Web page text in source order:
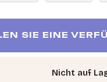
SIE EINE
Nicht auf